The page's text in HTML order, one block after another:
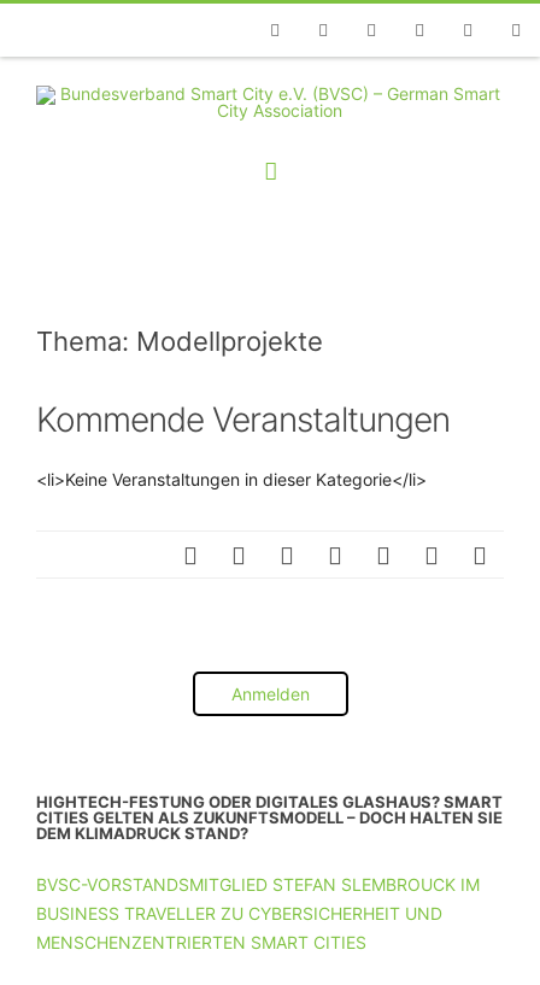
TelefonFacebookTwitterYoutubeInstagramLinkedin
Thema: Modellprojekte
Kommende Veranstaltungen
<li>Keine Veranstaltungen in dieser Kategorie</li>
Anmelden
HIGHTECH-FESTUNG ODER DIGITALES GLASHAUS? SMART
CITIES GELTEN ALS ZUKUNFTSMODELL – DOCH HALTEN SIE
DEM KLIMADRUCK STAND?
BVSC-VORSTANDSMITGLIED STEFAN SLEMBROUCK IM
BUSINESS TRAVELLER ZU CYBERSICHERHEIT UND
MENSCHENZENTRIERTEN SMART CITIES